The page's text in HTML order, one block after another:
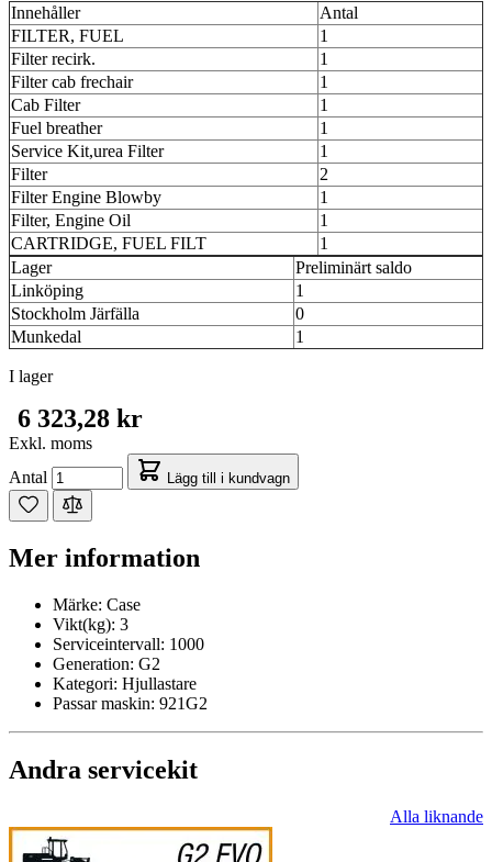
Innehåller
Antal
FILTER, FUEL
1
Filter recirk.
1
Filter cab frechair
1
Cab Filter
1
Fuel breather
1
Service Kit,urea Filter
1
Filter
2
Filter Engine Blowby
1
Filter, Engine Oil
1
CARTRIDGE, FUEL FILT
1
Lager
Preliminärt saldo
Linköping
1
Stockholm Järfälla
0
Munkedal
1
I lager
6 323,28 kr
Exkl. moms
Antal
Lägg till i kundvagn
Mer information
Märke: Case
Vikt(kg): 3
Serviceintervall: 1000
Generation: G2
Kategori: Hjullastare
Passar maskin: 921G2
Andra servicekit
Alla liknande